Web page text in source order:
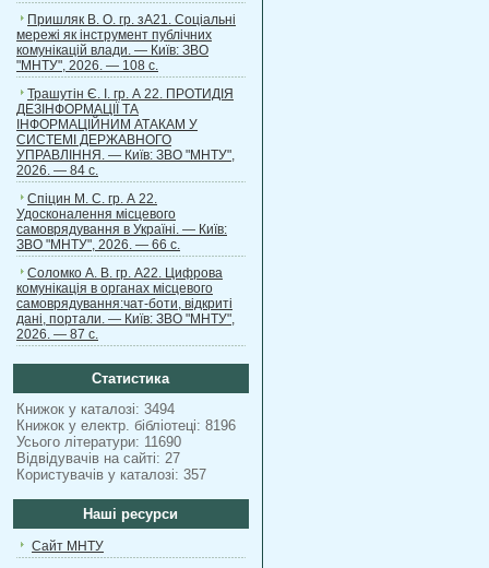
Пришляк В. О. гр. зА21. Соціальні
мережі як інструмент публічних
комунікацій влади. — Київ: ЗВО
"МНТУ", 2026. — 108 с.
Трашутін Є. І. гр. А 22. ПРОТИДІЯ
ДЕЗІНФОРМАЦІЇ ТА
ІНФОРМАЦІЙНИМ АТАКАМ У
СИСТЕМІ ДЕРЖАВНОГО
УПРАВЛІННЯ. — Київ: ЗВО "МНТУ",
2026. — 84 с.
Спіцин М. С. гр. А 22.
Удосконалення місцевого
самоврядування в Україні. — Київ:
ЗВО "МНТУ", 2026. — 66 с.
Соломко А. В. гр. А22. Цифрова
комунікація в органах місцевого
самоврядування:чат-боти, відкриті
дані, портали. — Київ: ЗВО "МНТУ",
2026. — 87 с.
Статистика
Книжок у каталозі: 3494
Книжок у електр. бібліотеці: 8196
Усього літератури: 11690
Відвідувачів на сайті: 27
Користувачів у каталозі: 357
Наші ресурси
Сайт МНТУ